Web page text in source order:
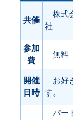
共催
株式
社
参加
費
無料
開催
日時
お好
す。
パー